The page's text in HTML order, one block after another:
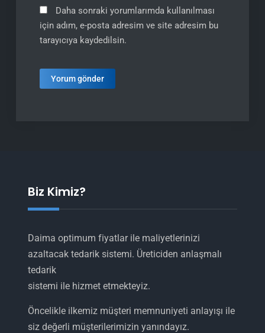
Daha sonraki yorumlarımda kullanılması
için adım, e-posta adresim ve site adresim bu
tarayıcıya kaydedilsin.
Biz Kimiz?
Daima optimum fiyatlar ile maliyetlerinizi
azaltacak tedarik sistemi. Üreticiden anlaşmalı
tedarik
sistemi ile hizmet etmekteyiz.
Öncelikle ilkemiz müşteri memnuniyeti anlayışı ile
siz değerli müşterilerimizin yanındayız.